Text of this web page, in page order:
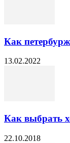
Как
13.02.2022
Как выбрать
22.10.2018